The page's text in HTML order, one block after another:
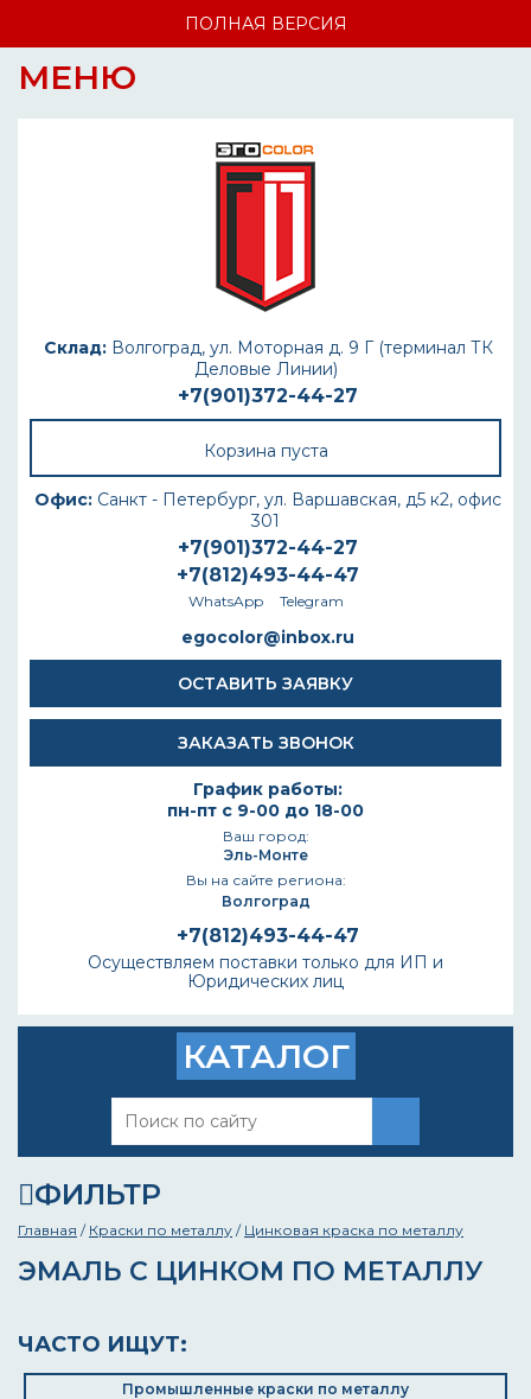
ПОЛНАЯ ВЕРСИЯ
МЕНЮ
Склад:Волгоград, ул. Моторная д. 9 Г (терминал ТК
Деловые Линии)
+7(901)372-44-27
Корзина пуста
Офис: Санкт - Петербург, ул. Варшавская, д5 к2, офис
301
+7(901)372-44-27
+7(812)493-44-47
WhatsApp Telegram
egocolor@inbox.ru
ОСТАВИТЬ ЗАЯВКУ
ЗАКАЗАТЬ ЗВОНОК
График работы:
пн-пт с 9-00 до 18-00
Ваш город:
Эль-Монте
Вы на сайте региона:
Волгоград
+7(812)493-44-47
Осуществляем поставки только для ИП и
Юридических лиц
КАТАЛОГ
ФИЛЬТР
Главная / Краски по металлу / Цинковая краска по металлу
ЭМАЛЬ С ЦИНКОМ ПО МЕТАЛЛУ
ЧАСТО ИЩУТ:
Промышленные краски по металлу